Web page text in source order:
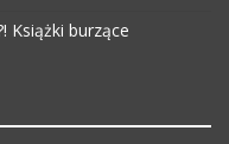
Książki burzące